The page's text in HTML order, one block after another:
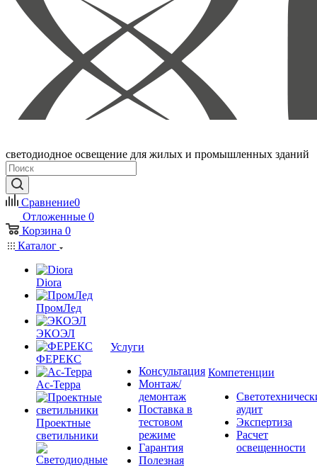
светодиодное освещение для жилых и промышленных зданий
Сравнение0
Отложенные 0
Корзина 0
Каталог
Diora
ПромЛед
ЭКОЭЛ
ФЕРЕКС
Ас-Терра
Проектные
светильники
Услуги
Консультация
Монтаж/
демонтаж
Поставка в
тестовом
режиме
Гарантия
Полезная
Компетенции
аудит
Экспертиза
Расчет
освещенности